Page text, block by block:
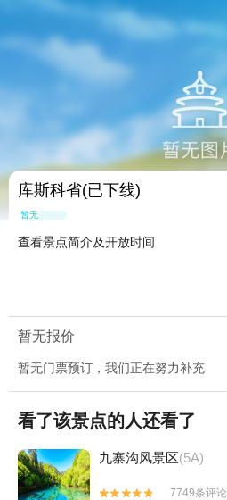
库斯科省(已下线)
暂无点评
查看景点简介及开放时间
暂无报价
暂无门票预订，我们正在努力补充
看了该景点的人还看了
九寨沟风景区(5A)


7749条评论